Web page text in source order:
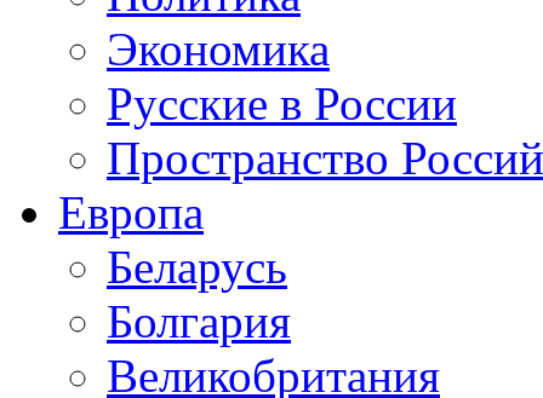
Экономика
Русские в России
Пространство
Европа
Беларусь
Болгария
Великобритания